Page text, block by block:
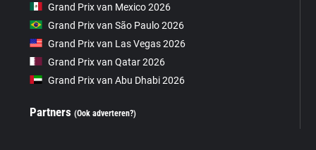
Grand Prix van Mexico 2026
Grand Prix van São Paulo 2026
Grand Prix van Las Vegas 2026
Grand Prix van Qatar 2026
Grand Prix van Abu Dhabi 2026
Partners(Ook adverteren?)